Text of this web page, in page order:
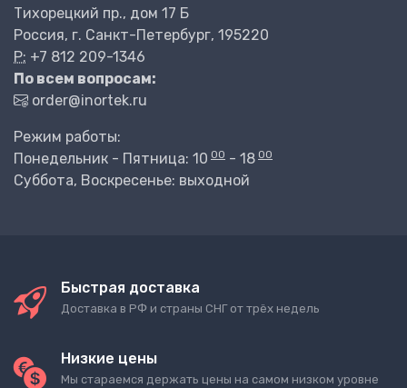
Тихорецкий пр., дом 17 Б
Россия, г. Санкт-Петербург, 195220
P: +7 812 209-1346
По всем вопросам:
order@inortek.ru
Режим работы:
Понедельник - Пятница: 10 00 - 18 00
Суббота, Воскресенье: выходной
Быстрая доставка
Доставка в РФ и страны СНГ от трёх недель
Низкие цены
Мы стараемся держать цены на самом низком уровне